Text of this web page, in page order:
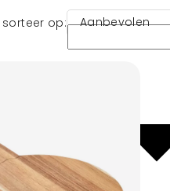
sorteer op: Aanbevolen